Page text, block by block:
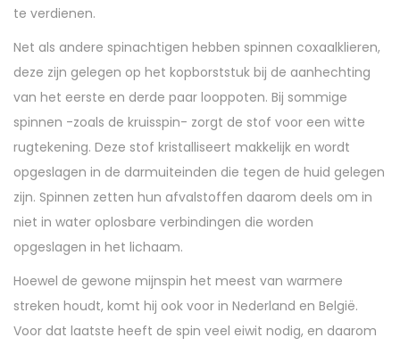
te verdienen.
Net als andere spinachtigen hebben spinnen coxaalklieren,
deze zijn gelegen op het kopborststuk bij de aanhechting
van het eerste en derde paar looppoten. Bij sommige
spinnen -zoals de kruisspin- zorgt de stof voor een witte
rugtekening. Deze stof kristalliseert makkelijk en wordt
opgeslagen in de darmuiteinden die tegen de huid gelegen
zijn. Spinnen zetten hun afvalstoffen daarom deels om in
niet in water oplosbare verbindingen die worden
opgeslagen in het lichaam.
Hoewel de gewone mijnspin het meest van warmere
streken houdt, komt hij ook voor in Nederland en België.
Voor dat laatste heeft de spin veel eiwit nodig, en daarom